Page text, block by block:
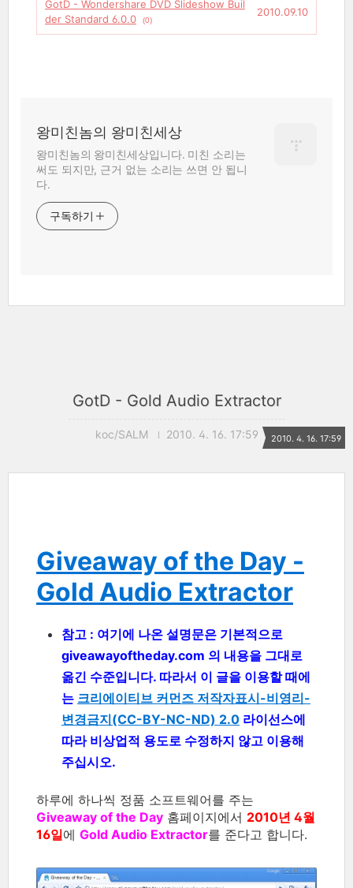
GotD - Wondershare DVD Slideshow Buil
der Standard 6.0.0
(0)
2010.09.10
왕미친놈의 왕미친세상
왕미친놈의 왕미친세상입니다. 미친 소리는
써도 되지만, 근거 없는 소리는 쓰면 안 됩니
다.
구독하기
GotD - Gold Audio Extractor
koc/SALM 2010. 4. 16. 17:59 2010. 4. 16. 17:59
Giveaway of the Day -
Gold Audio Extractor
참고 : 여기에 나온 설명문은 기본적으로
giveawayoftheday.com 의 내용을 그대로
옮긴 수준입니다. 따라서 이 글을 이용할 때에
는 크리에이티브 커먼즈 저작자표시-비영리-
변경금지(CC-BY-NC-ND) 2.0 라이선스에
따라 비상업적 용도로 수정하지 않고 이용해
주십시오.
하루에 하나씩 정품 소프트웨어를 주는
Giveaway of the Day 홈페이지에서 2010년 4월
16일에 Gold Audio Extractor를 준다고 합니다.